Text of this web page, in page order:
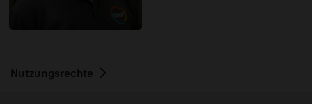
Nutzungsrechte